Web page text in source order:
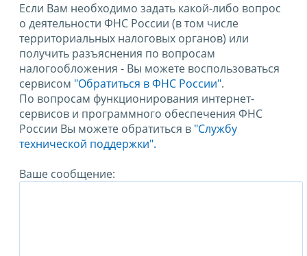
Если Вам необходимо задать какой-либо вопрос
о деятельности ФНС России (в том числе
территориальных налоговых органов) или
получить разъяснения по вопросам
налогообложения - Вы можете воспользоваться
сервисом "Обратиться в ФНС России".
По вопросам функционирования интернет-
сервисов и программного обеспечения ФНС
России Вы можете обратиться в "Службу
технической поддержки".
Ваше сообщение: